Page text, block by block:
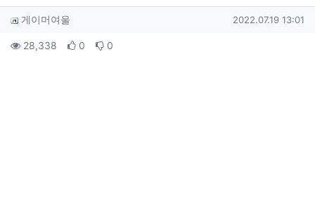
작성자 정보
게이머여울 작성일
2022.07.19 13:01
컨텐츠 정보
28,338 조회 0 추천 0